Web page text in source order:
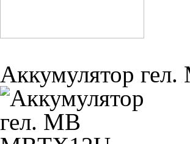
Аккумулятор